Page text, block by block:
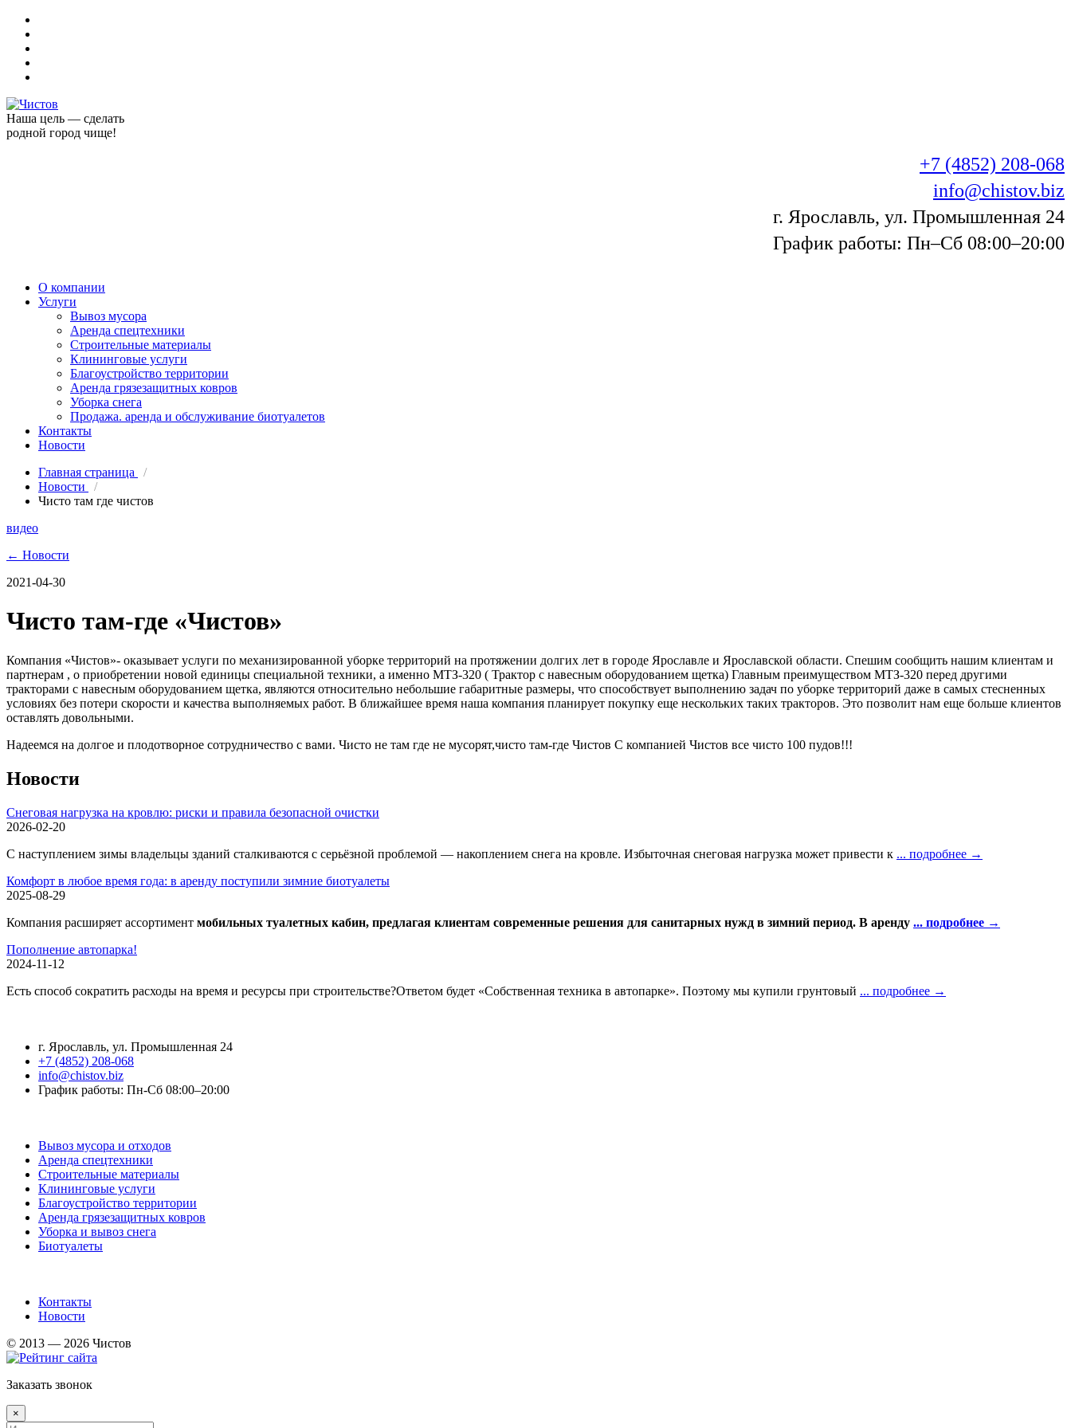
Наша цель — сделать
родной город чище!
+7 (4852) 208-068
info@chistov.biz
г. Ярославль, ул. Промышленная 24
График работы: Пн–Сб 08:00–20:00
О компании
Услуги
Вывоз мусора
Аренда спецтехники
Строительные материалы
Клининговые услуги
Благоустройство территории
Аренда грязезащитных ковров
Уборка снега
Продажа. аренда и обслуживание биотуалетов
Контакты
Новости
Главная страница
/
Новости
/
Чисто там где чистов
видео
← Новости
2021-04-30
Чисто там-где «Чистов»
Компания «Чистов»- оказывает услуги по механизированной уборке территорий на протяжении долгих лет в городе Ярославле и Ярославской области. Спешим сообщить нашим клиентам и
партнерам , о приобретении новой единицы специальной техники, а именно МТЗ-320 ( Трактор с навесным оборудованием щетка) Главным преимуществом МТЗ-320 перед другими
тракторами с навесным оборудованием щетка, являются относительно небольшие габаритные размеры, что способствует выполнению задач по уборке территорий даже в самых стесненных
условиях без потери скорости и качества выполняемых работ. В ближайшее время наша компания планирует покупку еще нескольких таких тракторов. Это позволит нам еще больше клиентов
оставлять довольными.
Надеемся на долгое и плодотворное сотрудничество с вами. Чисто не там где не мусорят,чисто там-где Чистов С компанией Чистов все чисто 100 пудов!!!
Новости
Снеговая нагрузка на кровлю: риски и правила безопасной очистки
2026-02-20
С наступлением зимы владельцы зданий сталкиваются с серьёзной проблемой — накоплением снега на кровле. Избыточная снеговая нагрузка может привести к ... подробнее →
Комфорт в любое время года: в аренду поступили зимние биотуалеты
2025-08-29
Компания расширяет ассортимент мобильных туалетных кабин, предлагая клиентам современные решения для санитарных нужд в зимний период. В аренду ... подробнее →
Пополнение автопарка!
2024-11-12
Есть способ сократить расходы на время и ресурсы при строительстве?Ответом будет «Собственная техника в автопарке». Поэтому мы купили грунтовый ... подробнее →
г. Ярославль, ул. Промышленная 24
+7 (4852) 208-068
info@chistov.biz
График работы: Пн-Сб 08:00–20:00
Вывоз мусора и отходов
Аренда спецтехники
Строительные материалы
Клининговые услуги
Благоустройство территории
Аренда грязезащитных ковров
Уборка и вывоз снега
Биотуалеты
Контакты
Новости
© 2013 — 2026 Чистов
Заказать звонок
×